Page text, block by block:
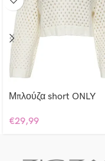
Μπλούζα short ONLY
€29,99